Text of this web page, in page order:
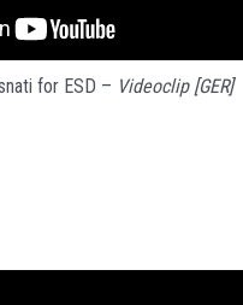
for ESD – Videoclip [GER]